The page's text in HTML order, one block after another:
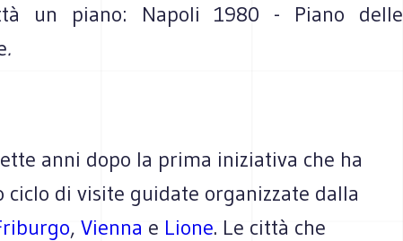
un piano: Napoli 1980 - Piano delle
.
anni dopo la prima iniziativa che ha
di visite guidate organizzate dalla
, Vienna e Lione. Le città che